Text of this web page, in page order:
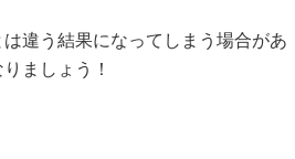
違う結果になってしまう場合があ
ましょう！